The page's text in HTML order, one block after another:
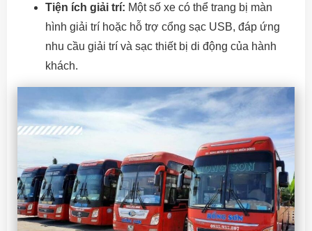
Tiện ích giải trí: Một số xe có thể trang bị màn
hình giải trí hoặc hỗ trợ cổng sạc USB, đáp ứng
nhu cầu giải trí và sạc thiết bị di động của hành
khách.